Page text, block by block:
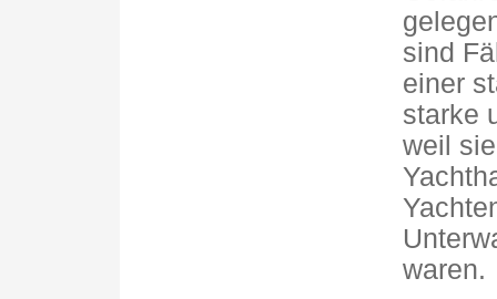
sind
einer
starke
weil
waren.